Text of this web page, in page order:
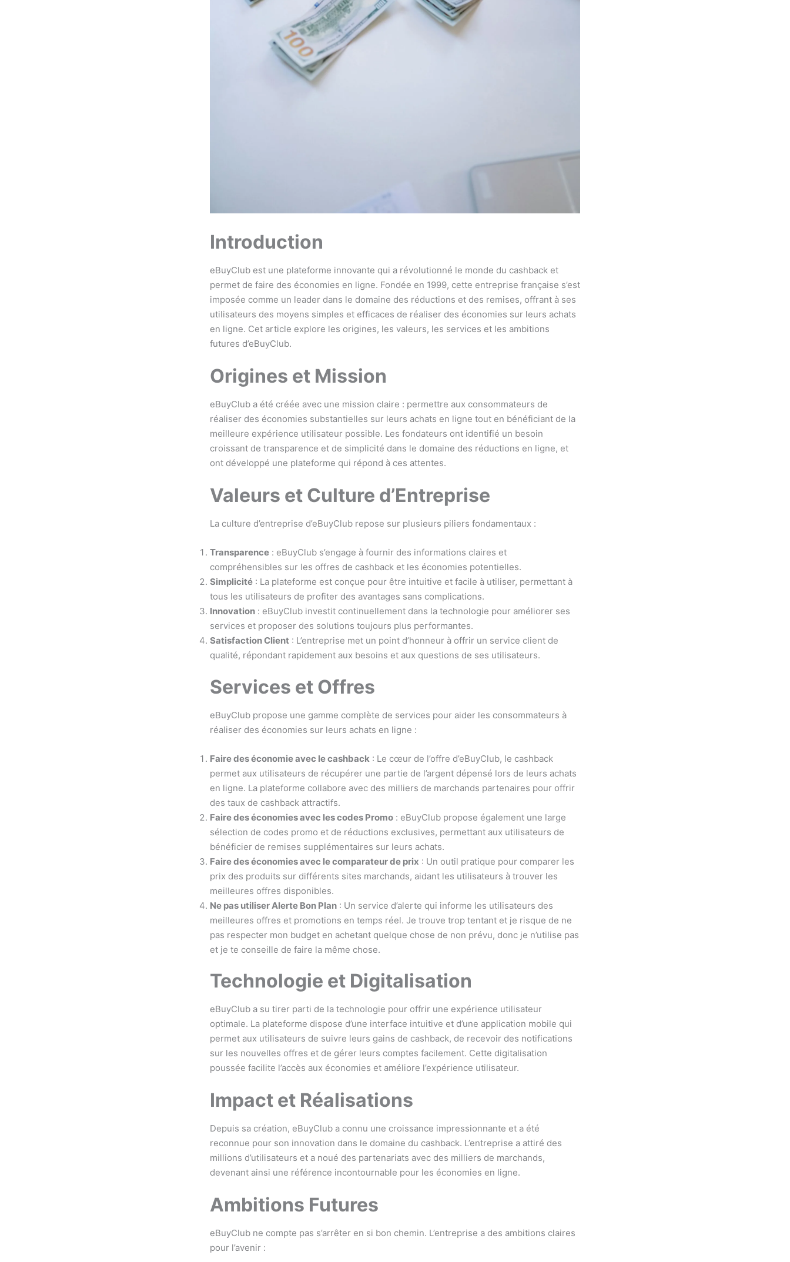
Introduction
eBuyClub est une plateforme innovante qui a révolutionné le monde du cashback et
permet de faire des économies en ligne. Fondée en 1999, cette entreprise française s’est
imposée comme un leader dans le domaine des réductions et des remises, offrant à ses
utilisateurs des moyens simples et efficaces de réaliser des économies sur leurs achats
en ligne. Cet article explore les origines, les valeurs, les services et les ambitions
futures d’eBuyClub.
Origines et Mission
eBuyClub a été créée avec une mission claire : permettre aux consommateurs de
réaliser des économies substantielles sur leurs achats en ligne tout en bénéficiant de la
meilleure expérience utilisateur possible. Les fondateurs ont identifié un besoin
croissant de transparence et de simplicité dans le domaine des réductions en ligne, et
ont développé une plateforme qui répond à ces attentes.
Valeurs et Culture d’Entreprise
La culture d’entreprise d’eBuyClub repose sur plusieurs piliers fondamentaux :
Transparence : eBuyClub s’engage à fournir des informations claires et
compréhensibles sur les offres de cashback et les économies potentielles.
Simplicité : La plateforme est conçue pour être intuitive et facile à utiliser, permettant à
tous les utilisateurs de profiter des avantages sans complications.
Innovation : eBuyClub investit continuellement dans la technologie pour améliorer ses
services et proposer des solutions toujours plus performantes.
Satisfaction Client : L’entreprise met un point d’honneur à offrir un service client de
qualité, répondant rapidement aux besoins et aux questions de ses utilisateurs.
Services et Offres
eBuyClub propose une gamme complète de services pour aider les consommateurs à
réaliser des économies sur leurs achats en ligne :
Faire des économie avec le cashback : Le cœur de l’offre d’eBuyClub, le cashback
permet aux utilisateurs de récupérer une partie de l’argent dépensé lors de leurs achats
en ligne. La plateforme collabore avec des milliers de marchands partenaires pour offrir
des taux de cashback attractifs.
Faire des économies avec les codes Promo : eBuyClub propose également une large
sélection de codes promo et de réductions exclusives, permettant aux utilisateurs de
bénéficier de remises supplémentaires sur leurs achats.
Faire des économies avec le comparateur de prix : Un outil pratique pour comparer les
prix des produits sur différents sites marchands, aidant les utilisateurs à trouver les
meilleures offres disponibles.
Ne pas utiliser Alerte Bon Plan : Un service d’alerte qui informe les utilisateurs des
meilleures offres et promotions en temps réel. Je trouve trop tentant et je risque de ne
pas respecter mon budget en achetant quelque chose de non prévu, donc je n’utilise pas
et je te conseille de faire la même chose.
Technologie et Digitalisation
eBuyClub a su tirer parti de la technologie pour offrir une expérience utilisateur
optimale. La plateforme dispose d’une interface intuitive et d’une application mobile qui
permet aux utilisateurs de suivre leurs gains de cashback, de recevoir des notifications
sur les nouvelles offres et de gérer leurs comptes facilement. Cette digitalisation
poussée facilite l’accès aux économies et améliore l’expérience utilisateur.
Impact et Réalisations
Depuis sa création, eBuyClub a connu une croissance impressionnante et a été
reconnue pour son innovation dans le domaine du cashback. L’entreprise a attiré des
millions d’utilisateurs et a noué des partenariats avec des milliers de marchands,
devenant ainsi une référence incontournable pour les économies en ligne.
Ambitions Futures
eBuyClub ne compte pas s’arrêter en si bon chemin. L’entreprise a des ambitions claires
pour l’avenir :